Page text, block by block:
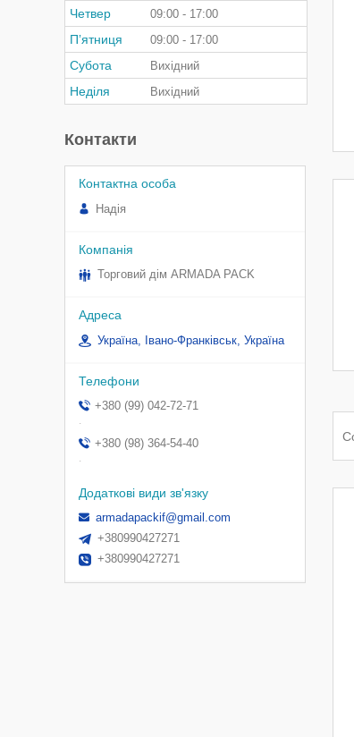
Четвер 09:00 17:00
Пʼятниця 09:00 17:00
Субота Вихідний
Неділя Вихідний
Контакти
Надія
Торговий дім ARMADA PACK
Україна, Івано-Франківськ, Україна
+380 (99) 042-72-71
.
+380 (98) 364-54-40
.
armadapackif@gmail.com
+380990427271
+380990427271